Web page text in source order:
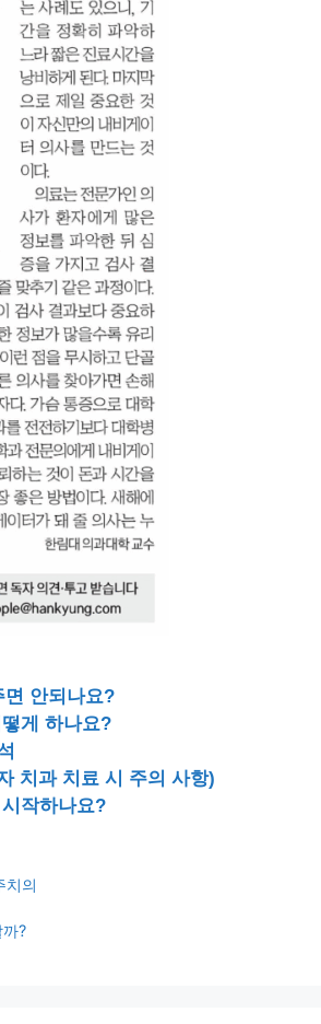
면 안되나요?
게 하나요?
치과 치료 시 주의 사항)
작하나요?
치의
?